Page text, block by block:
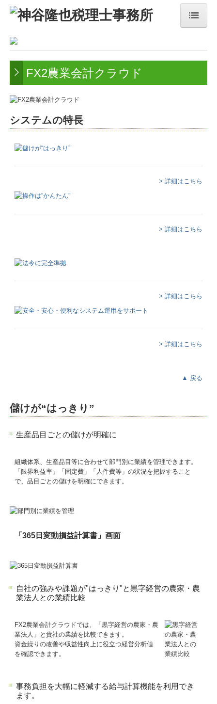
電帳法・インボイス最新情報
事務所紹介
経営理念
業務内容
税務カレンダー
Q&A経営相談
TKCシステムQ&A
経理業務のポイント
売り上げアップWebセミナー
求人情報
FX2農業会計クラウド
システムの特長
> 詳細はこちら
> 詳細はこちら
> 詳細はこちら
> 詳細はこちら
▲ 戻る
儲けが“はっきり”
生産品目ごとの儲けが明確に
組織体系、生産品目等に合わせて部門別に業績を管理できます。
「限界利益率」「固定費」「人件費等」の状況を把握すること
で、品目ごとの儲けを明確にできます。
「365日変動損益計算書」画面
自社の強みや課題が"はっきり"と黒字経営の農家・農
業法人との業績比較
FX2農業会計クラウドでは、「黒字経営の農家・農
業法人」と貴社の業績を比較できます。
資金繰りの改善や収益性向上に役立つ経営分析値
を確認できます。
事務負担を大幅に軽減する給与計算機能を利用でき
ます。